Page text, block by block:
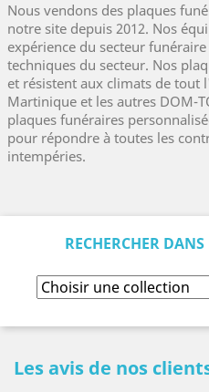
Nous vendons des plaques
notre site depuis 2012. Nos
expérience du secteur
techniques du secteur. Nos
et résistent aux climats de tout
Martinique et les autres DOM-
plaques funéraires
pour répondre à toutes les
intempéries.
RECHERCHER
Les avis de nos